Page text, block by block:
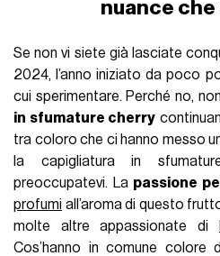
nuance
Se non vi siete già lasciate
2024, l’anno iniziato da poco
cui sperimentare. Perché no,
in sfumature cherry
tra coloro che ci hanno messo
la capigliatura in
preoccupatevi. La passione
profumi all’aroma di questo
molte altre appassionate di
Cos’hanno in comune colore